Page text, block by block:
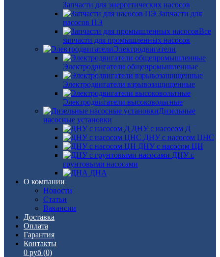
Запчасти для энергетических насосов
Запчасти для
насосов ПЭ
Все
запчасти для промышленных насосов
Электродвигатели
Электродвигатели общепромышленные
Электродвигатели взрывозащищенные
Электродвигатели высоковольтные
Дизельные
насосные установки
ДНУ с насосом Д
ДНУ с насосом ЦНС
ДНУ с насосом ЦН
ДНУ с
грунтовыми насосами
ДНА
О компании
Новости
Статьи
Вакансии
Доставка
Оплата
Гарантия
Контакты
0 руб (0)